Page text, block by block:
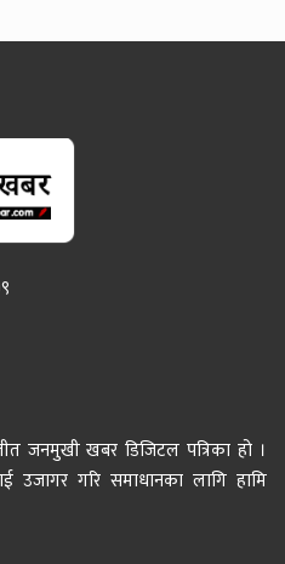
जनमुखी खबर डिजिटल पत्रिका हो ।
गरि समाधानका लागि हामि